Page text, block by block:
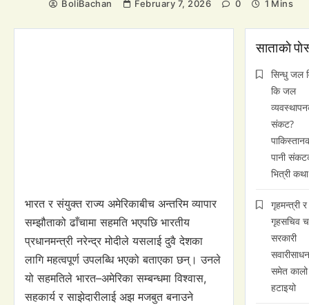
BoliBachan February 7, 2026 0 1 Mins
भारत र संयुक्त राज्य अमेरिकाबीच अन्तरिम व्यापार
सम्झौताको ढाँचामा सहमति भएपछि भारतीय
प्रधानमन्त्री नरेन्द्र मोदीले यसलाई दुवै देशका
लागि महत्वपूर्ण उपलब्धि भएको बताएका छन्। उनले
यो सहमतिले भारत–अमेरिका सम्बन्धमा विश्वास,
सहकार्य र साझेदारीलाई अझ मजबुत बनाउने
साताकाे
सिन्धु जल
कि जल
संकट?
पानी
भित्री कथा
गृहमन्त्री र
गृहसचिव
सरकारी
समेत कालो
हटाइयो